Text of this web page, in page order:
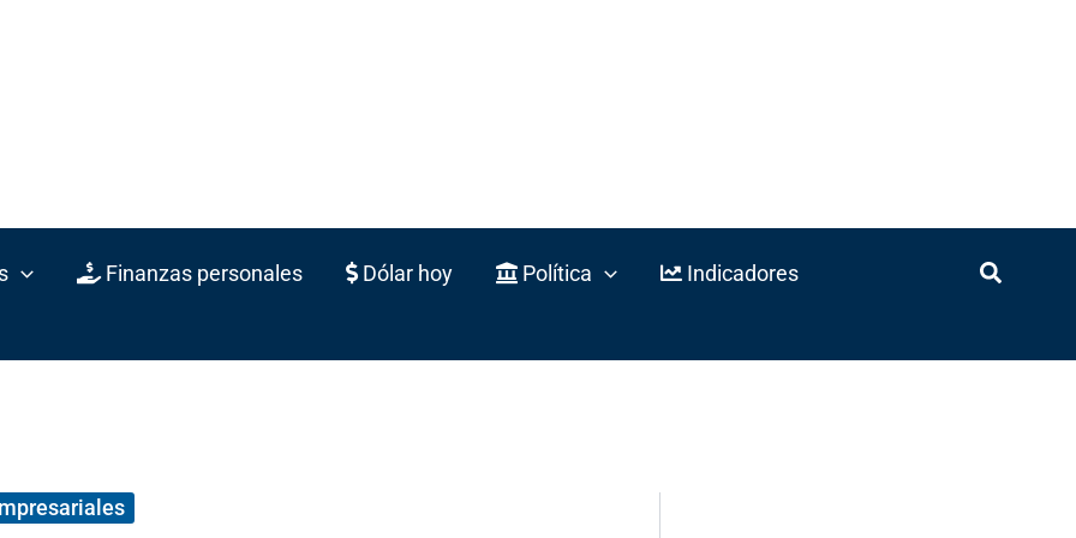
Finanzas personales Dólar hoy Política Indicadores